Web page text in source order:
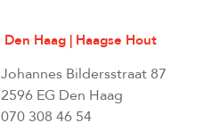
Den Haag | Haagse Hout
Johannes Bildersstraat 87
2596 EG Den Haag
070 308 46 54